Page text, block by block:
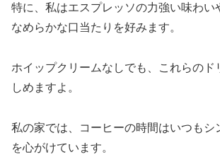
特に、私はエスプレッソの力強い味わい
なめらかな口当たりを好みます。
ホイップクリームなしでも、これらのド
しめますよ。
私の家では、コーヒーの時間はいつもシ
を心がけています。